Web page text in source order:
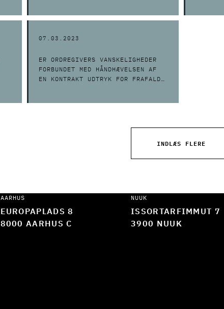
07.03.2023
ER ORDREGIVERS VANSKELIGHEDER
FORBUNDET MED HÅNDHÆVELSEN AF
EN KONTRAKT UDTRYK FOR FRAFALD
INDLÆS FLERE
AARHUS
EUROPAPLADS 8
8000 AARHUS C
NUUK
ISSORTARFIMMUT 7
3900 NUUK